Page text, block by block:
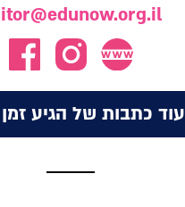
עוד כתבות של הגיע זמן